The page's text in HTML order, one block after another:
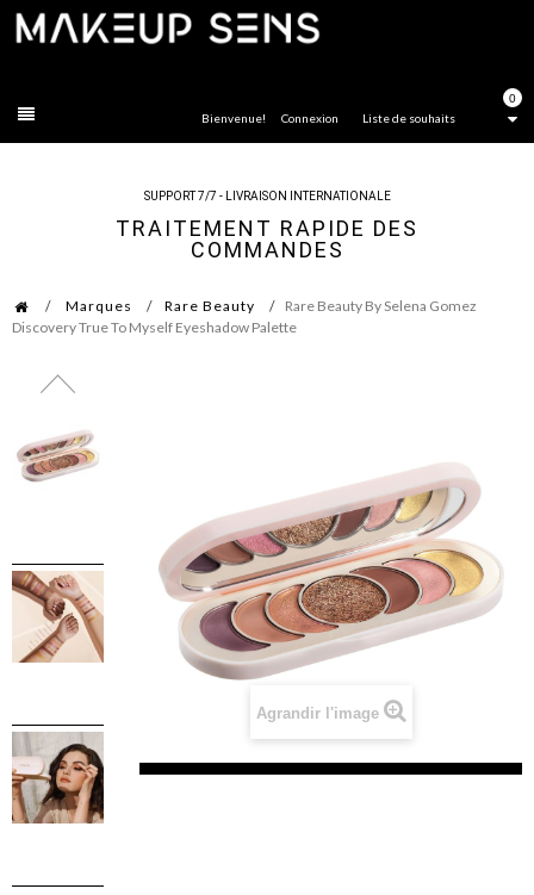
0
Liste de souhaits
Bienvenue! Connexion
SUPPORT 7/7 - LIVRAISON INTERNATIONALE
TRAITEMENT RAPIDE DES
COMMANDES
Marques Rare Beauty
Rare Beauty By Selena Gomez
Discovery True To Myself Eyeshadow Palette
Agrandir l'image